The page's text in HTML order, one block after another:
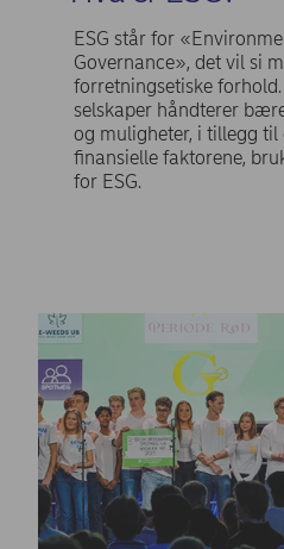
ESG står for
Governance», det vil si
forretningsetiske
selskaper håndterer
og muligheter, i tillegg til
finansielle faktorene,
for ESG.